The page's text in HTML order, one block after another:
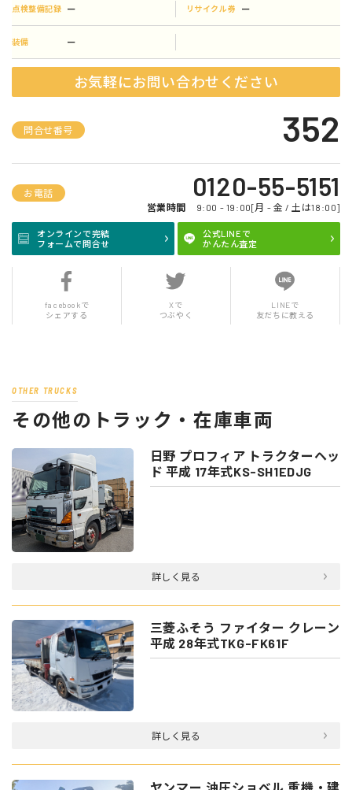
点検整備記録 ー リサイクル券 ー
装備 ー
お気軽にお問い合わせください
問合せ番号 352
お電話 0120-55-5151
営業時間 9:00 - 19:00[月 - 金 / 土は18:00]
オンラインで完結
フォームで問合せ
公式LINEで
かんたん査定
facebookで
シェアする
Xで
つぶやく
LINEで
友だちに教える
OTHER TRUCKS
その他のトラック・在庫車両
日野 プロフィア トラクターヘッ
ド 平成 17年式KS-SH1EDJG
詳しく見る
三菱ふそう ファイター クレーン
平成 28年式TKG-FK61F
詳しく見る